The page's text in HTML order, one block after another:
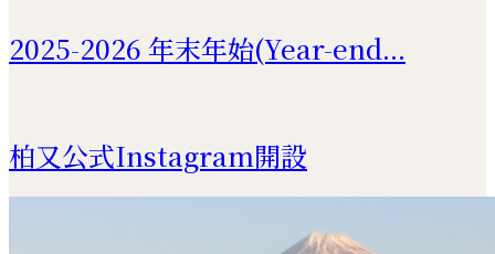
2025-2026 年末年始(Year-end...
柏又公式Instagram開設